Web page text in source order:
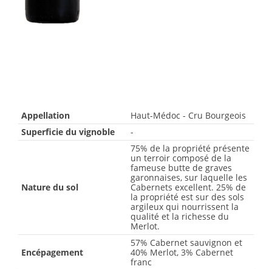
Appellation
Haut-Médoc - Cru Bourgeois
Superficie du vignoble
-
Nature du sol
75% de la propriété présente
un terroir composé de la
fameuse butte de graves
garonnaises, sur laquelle les
Cabernets excellent. 25% de
la propriété est sur des sols
argileux qui nourrissent la
qualité et la richesse du
Merlot.
Encépagement
57% Cabernet sauvignon et
40% Merlot, 3% Cabernet
franc